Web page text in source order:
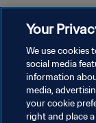
Your
We use cookies
social media
information
media,
your cookie
right and place